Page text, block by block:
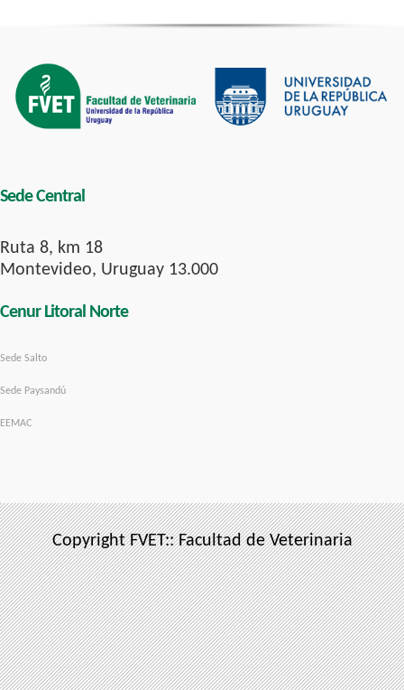
Sede Central
Ruta 8, km 18
Montevideo, Uruguay 13.000
Cenur Litoral Norte
Sede Salto
Sede Paysandú
EEMAC
Copyright FVET:: Facultad de Veterinaria